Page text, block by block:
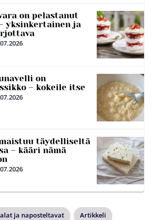
on pelastanut
yksinkertainen ja
on
– kokeile itse
täydelliseltä
– kääri nämä
ja naposteltavat Artikkeli